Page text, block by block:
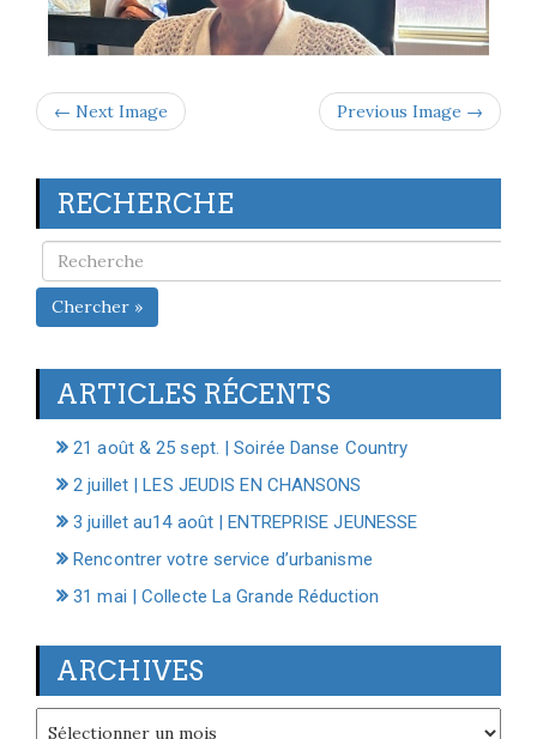
← Next Image Previous Image →
RECHERCHE
Chercher »
ARTICLES RÉCENTS
21 août & 25 sept. | Soirée Danse Country
2 juillet | LES JEUDIS EN CHANSONS
3 juillet au14 août | ENTREPRISE JEUNESSE
Rencontrer votre service d’urbanisme
31 mai | Collecte La Grande Réduction
ARCHIVES